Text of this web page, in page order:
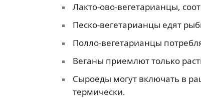
Лакто-ово-вегетарианцы,
Песко-вегетарианцы едят
Полло-вегетарианцы
Веганы приемлют только
Сыроеды могут включать в
термически.